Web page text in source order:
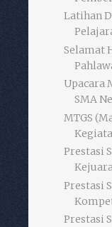
Latihan
Selamat
Upacara
SMA
MTGS
Prestasi
Prestasi
Prestasi